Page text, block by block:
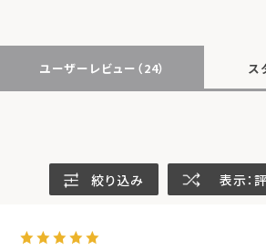
ユーザーレビュー （24） ス
絞り込み 表示：